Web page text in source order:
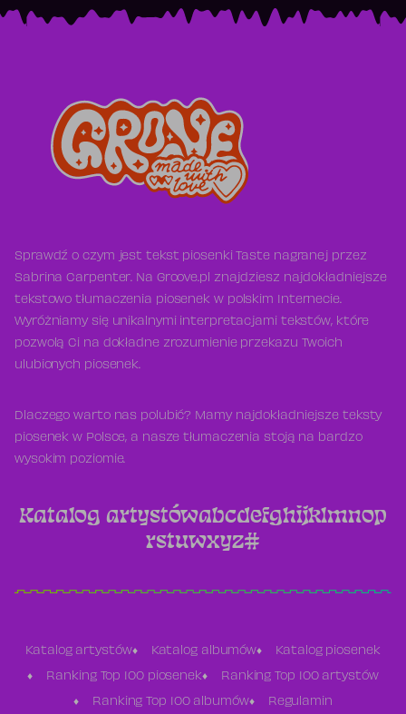
Sprawdź o czym jest tekst piosenki Taste nagranej przez
Sabrina Carpenter. Na Groove.pl znajdziesz najdokładniejsze
tekstowo tłumaczenia piosenek w polskim Internecie.
Wyróżniamy się unikalnymi interpretacjami tekstów, które
pozwolą Ci na dokładne zrozumienie przekazu Twoich
ulubionych piosenek.
Dlaczego warto nas polubić? Mamy najdokładniejsze teksty
piosenek w Polsce, a nasze tłumaczenia stoją na bardzo
wysokim poziomie.
Katalog artystówabcdefghijklmnop
rstuwxyz#
Katalog artystów Katalog albumów Katalog piosenek
Ranking Top 100 piosenek Ranking Top 100 artystów
Ranking Top 100 albumów Regulamin